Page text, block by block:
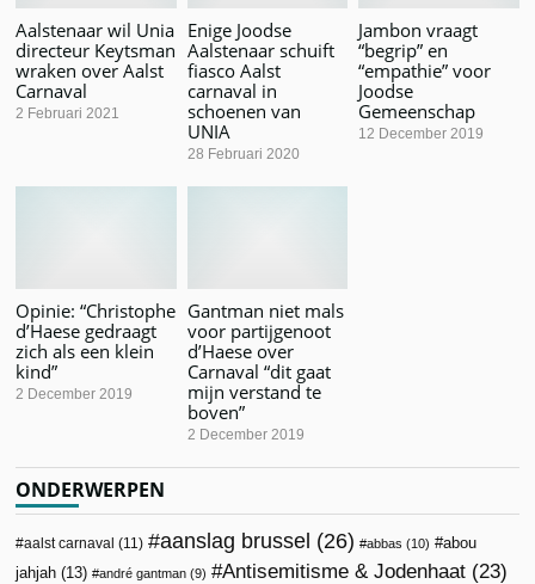
Aalstenaar wil Unia
directeur Keytsman
wraken over Aalst
Carnaval
2 Februari 2021
Enige Joodse
Aalstenaar schuift
fiasco Aalst
carnaval in
schoenen van
UNIA
28 Februari 2020
Jambon vraagt
“begrip” en
“empathie” voor
Joodse
Gemeenschap
12 December 2019
Opinie: “Christophe
d’Haese gedraagt
zich als een klein
kind”
2 December 2019
Gantman niet mals
voor partijgenoot
d’Haese over
Carnaval “dit gaat
mijn verstand te
boven”
2 December 2019
ONDERWERPEN
aalst carnaval (11) aanslag brussel (26) abbas (10)
abou
jahjah (13) andré gantman (9) Antisemitisme & Jodenhaat (23)